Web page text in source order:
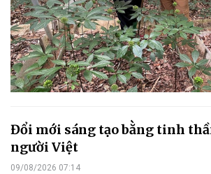
Đổi mới sáng tạo bằng tinh
người Việt
09/08/2026 07:14